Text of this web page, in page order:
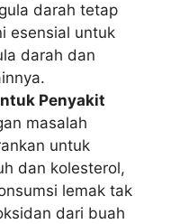
darah tetap
esensial untuk
darah dan
Penyakit
masalah
untuk
dan kolesterol,
lemak tak
dari buah